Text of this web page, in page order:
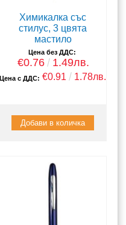
Химикалка със
стилус, 3 цвята
мастило
Цена без ДДС:
€0.76 1.49лв.
Цена с ДДС: €0.91 1.78лв.